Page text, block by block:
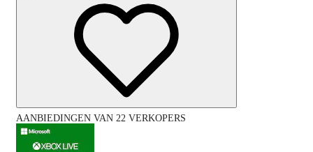
AANBIEDINGEN VAN 22 VERKOPERS